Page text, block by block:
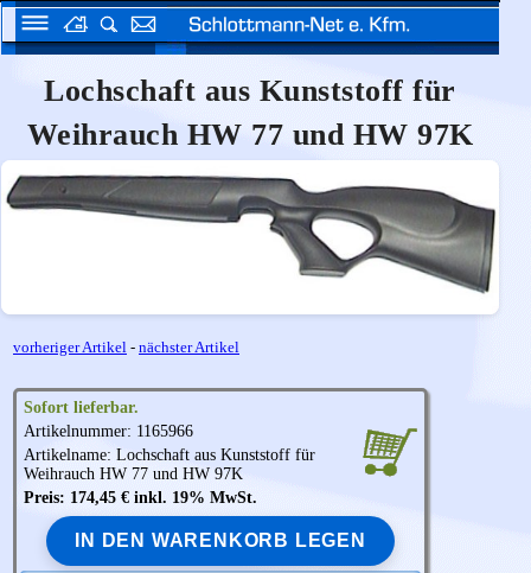
Lochschaft aus Kunststoff für
Weihrauch HW 77 und HW 97K
vorheriger Artikel - nächster Artikel
Sofort lieferbar.
Artikelnummer: 1165966
Artikelname: Lochschaft aus Kunststoff für
Weihrauch HW 77 und HW 97K
Preis: 174,45 € inkl. 19% MwSt.
IN DEN WARENKORB LEGEN